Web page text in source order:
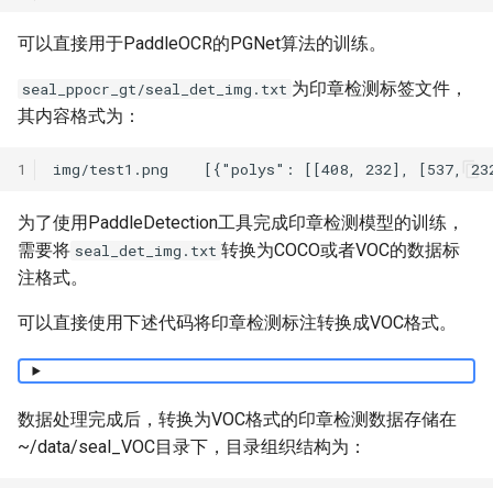
可以直接用于PaddleOCR的PGNet算法的训练。
seal_ppocr_gt/seal_det_img.txt 为印章检测标签文件，
其内容格式为：
1
为了使用PaddleDetection工具完成印章检测模型的训练，
需要将 seal_det_img.txt 转换为COCO或者VOC的数据标
注格式。
可以直接使用下述代码将印章检测标注转换成VOC格式。
数据处理完成后，转换为VOC格式的印章检测数据存储在
~/data/seal_VOC目录下，目录组织结构为：